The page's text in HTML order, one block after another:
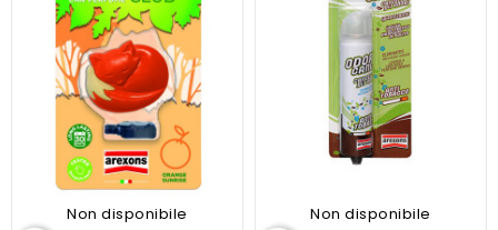
Non disponibile Non disponibile